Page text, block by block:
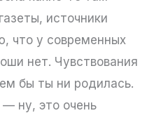
источники
что у современных
нет. Чувствования
бы ты ни родилась.
— ну, это очень